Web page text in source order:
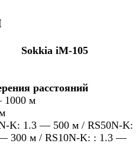
Sokkia iМ-105
расстояний
м
K: 1.3 — 500 м / RS50N-K:
300 м / RS10N-K: : 1.3 —